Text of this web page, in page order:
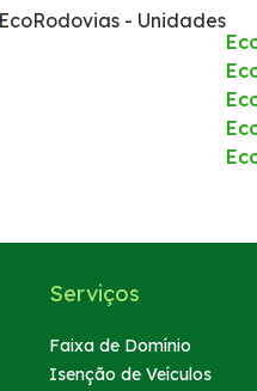
Serviços
Faixa de Domínio
Isenção de Veículos